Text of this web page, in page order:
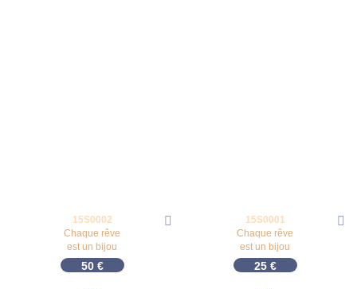
15S0002
Chaque rêve
est un bijou
50 €
15S0001
Chaque rêve
est un bijou
25 €